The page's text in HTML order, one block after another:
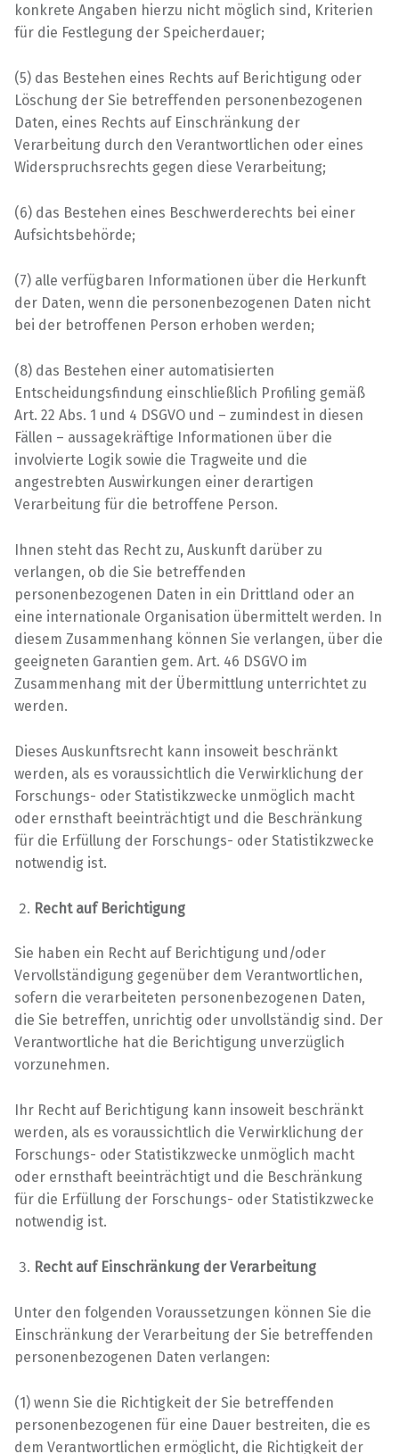
konkrete Angaben hierzu nicht möglich sind, Kriterien
für die Festlegung der Speicherdauer;
(5) das Bestehen eines Rechts auf Berichtigung oder
Löschung der Sie betreffenden personenbezogenen
Daten, eines Rechts auf Einschränkung der
Verarbeitung durch den Verantwortlichen oder eines
Widerspruchsrechts gegen diese Verarbeitung;
(6) das Bestehen eines Beschwerderechts bei einer
Aufsichtsbehörde;
(7) alle verfügbaren Informationen über die Herkunft
der Daten, wenn die personenbezogenen Daten nicht
bei der betroffenen Person erhoben werden;
(8) das Bestehen einer automatisierten
Entscheidungsfindung einschließlich Profiling gemäß
Art. 22 Abs. 1 und 4 DSGVO und – zumindest in diesen
Fällen – aussagekräftige Informationen über die
involvierte Logik sowie die Tragweite und die
angestrebten Auswirkungen einer derartigen
Verarbeitung für die betroffene Person.
Ihnen steht das Recht zu, Auskunft darüber zu
verlangen, ob die Sie betreffenden
personenbezogenen Daten in ein Drittland oder an
eine internationale Organisation übermittelt werden. In
diesem Zusammenhang können Sie verlangen, über die
geeigneten Garantien gem. Art. 46 DSGVO im
Zusammenhang mit der Übermittlung unterrichtet zu
werden.
Dieses Auskunftsrecht kann insoweit beschränkt
werden, als es voraussichtlich die Verwirklichung der
Forschungs- oder Statistikzwecke unmöglich macht
oder ernsthaft beeinträchtigt und die Beschränkung
für die Erfüllung der Forschungs- oder Statistikzwecke
notwendig ist.
Recht auf Berichtigung
Sie haben ein Recht auf Berichtigung und/oder
Vervollständigung gegenüber dem Verantwortlichen,
sofern die verarbeiteten personenbezogenen Daten,
die Sie betreffen, unrichtig oder unvollständig sind. Der
Verantwortliche hat die Berichtigung unverzüglich
vorzunehmen.
Ihr Recht auf Berichtigung kann insoweit beschränkt
werden, als es voraussichtlich die Verwirklichung der
Forschungs- oder Statistikzwecke unmöglich macht
oder ernsthaft beeinträchtigt und die Beschränkung
für die Erfüllung der Forschungs- oder Statistikzwecke
notwendig ist.
Recht auf Einschränkung der Verarbeitung
Unter den folgenden Voraussetzungen können Sie die
Einschränkung der Verarbeitung der Sie betreffenden
personenbezogenen Daten verlangen:
(1) wenn Sie die Richtigkeit der Sie betreffenden
personenbezogenen für eine Dauer bestreiten, die es
dem Verantwortlichen ermöglicht, die Richtigkeit der